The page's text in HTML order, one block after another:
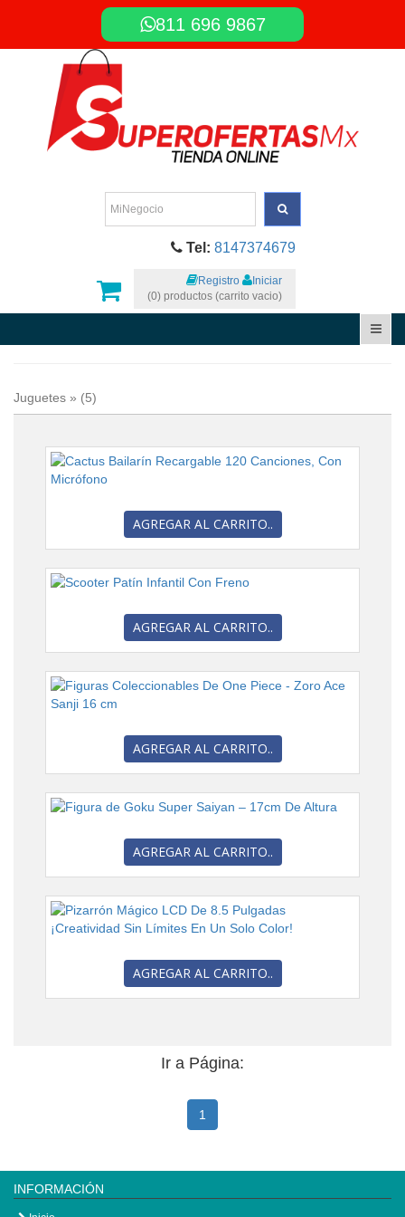
811 696 9867
Tel: 8147374679
Registro
Iniciar
(0) productos (carrito vacio)
Juguetes » (5)
AGREGAR AL CARRITO..
AGREGAR AL CARRITO..
AGREGAR AL CARRITO..
AGREGAR AL CARRITO..
AGREGAR AL CARRITO..
Ir a Página:
1
INFORMACIÓN